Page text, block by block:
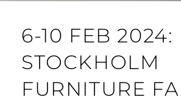
6-10 FEB 2024:
STOCKHOLM
FURNITURE